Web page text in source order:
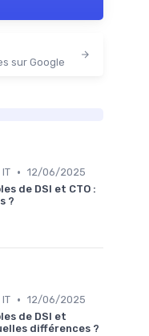
sur Google
• 12/06/2025
de DSI et CTO :
?
• 12/06/2025
de DSI et
différences ?